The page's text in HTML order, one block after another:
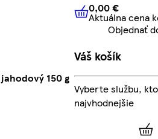
150 g
0,00 €
0,00 €
Aktuálna cena
Objednať
Váš košík
Vyberte službu,
najvhodnejšie